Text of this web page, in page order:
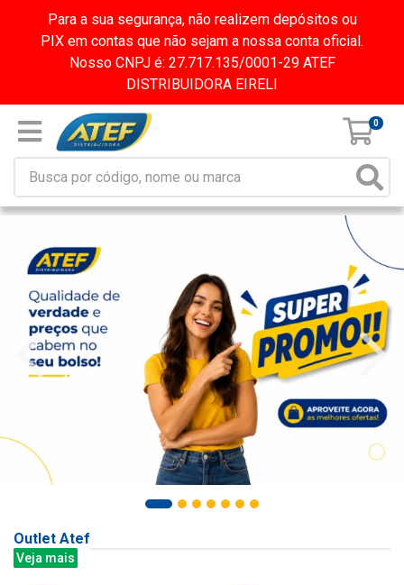
Para a sua segurança, não realizem depósitos ou
PIX em contas que não sejam a nossa conta oficial.
Nosso CNPJ é: 27.717.135/0001-29 ATEF
DISTRIBUIDORA EIRELI
0
Outlet Atef
Veja mais